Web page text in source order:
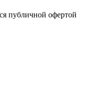
публичной офертой